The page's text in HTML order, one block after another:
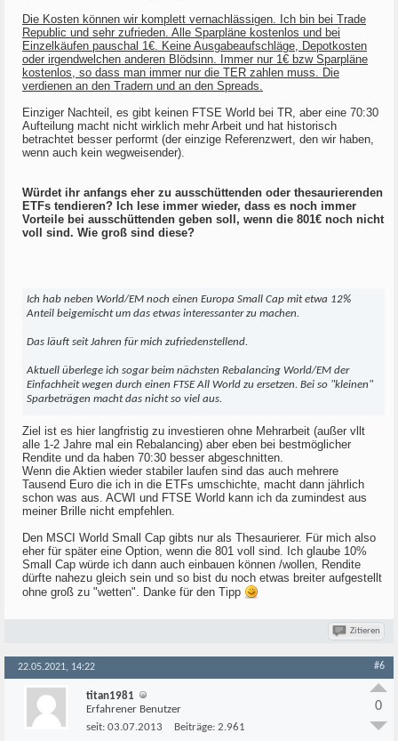
Die Kosten können wir komplett vernachlässigen. Ich bin bei Trade
Republic und sehr zufrieden. Alle Sparpläne kostenlos und bei
Einzelkäufen pauschal 1€. Keine Ausgabeaufschläge, Depotkosten
oder irgendwelchen anderen Blödsinn. Immer nur 1€ bzw Sparpläne
kostenlos, so dass man immer nur die TER zahlen muss. Die
verdienen an den Tradern und an den Spreads.
Einziger Nachteil, es gibt keinen FTSE World bei TR, aber eine 70:30
Aufteilung macht nicht wirklich mehr Arbeit und hat historisch
betrachtet besser performt (der einzige Referenzwert, den wir haben,
wenn auch kein wegweisender).
Würdet ihr anfangs eher zu ausschüttenden oder thesaurierenden
ETFs tendieren? Ich lese immer wieder, dass es noch immer
Vorteile bei ausschüttenden geben soll, wenn die 801€ noch nicht
voll sind. Wie groß sind diese?
Ich hab neben World/EM noch einen Europa Small Cap mit etwa 12%
Anteil beigemischt um das etwas interessanter zu machen.
Das läuft seit Jahren für mich zufriedenstellend.
Aktuell überlege ich sogar beim nächsten Rebalancing World/EM der
Einfachheit wegen durch einen FTSE All World zu ersetzen. Bei so "kleinen"
Sparbeträgen macht das nicht so viel aus.
Ziel ist es hier langfristig zu investieren ohne Mehrarbeit (außer vllt
alle 1-2 Jahre mal ein Rebalancing) aber eben bei bestmöglicher
Rendite und da haben 70:30 besser abgeschnitten.
Wenn die Aktien wieder stabiler laufen sind das auch mehrere
Tausend Euro die ich in die ETFs umschichte, macht dann jährlich
schon was aus. ACWI und FTSE World kann ich da zumindest aus
meiner Brille nicht empfehlen.
Den MSCI World Small Cap gibts nur als Thesaurierer. Für mich also
eher für später eine Option, wenn die 801 voll sind. Ich glaube 10%
Small Cap würde ich dann auch einbauen können /wollen, Rendite
dürfte nahezu gleich sein und so bist du noch etwas breiter aufgestellt
ohne groß zu "wetten". Danke für den Tipp
Zitieren
22.05.2021, 14:22 #6
titan1981
Erfahrener Benutzer
seit: 03.07.2013 Beiträge: 2.961
0